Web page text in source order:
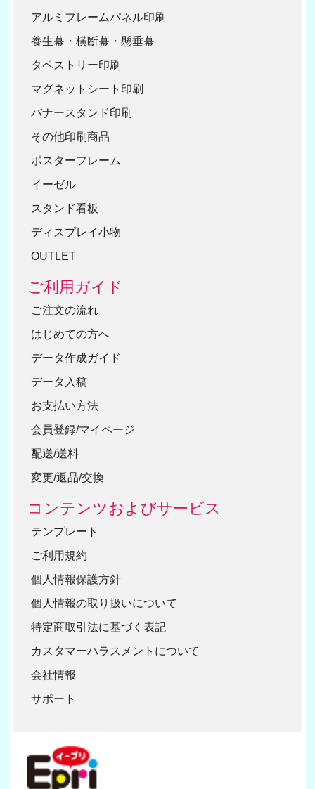
アルミフレームパネル印刷
養生幕・横断幕・懸垂幕
タペストリー印刷
マグネットシート印刷
バナースタンド印刷
その他印刷商品
ポスターフレーム
イーゼル
スタンド看板
ディスプレイ小物
OUTLET
ご利用ガイド
ご注文の流れ
はじめての方へ
データ作成ガイド
データ入稿
お支払い方法
会員登録/マイページ
配送/送料
変更/返品/交換
コンテンツおよびサービス
テンプレート
ご利用規約
個人情報保護方針
個人情報の取り扱いについて
特定商取引法に基づく表記
カスタマーハラスメントについて
会社情報
サポート